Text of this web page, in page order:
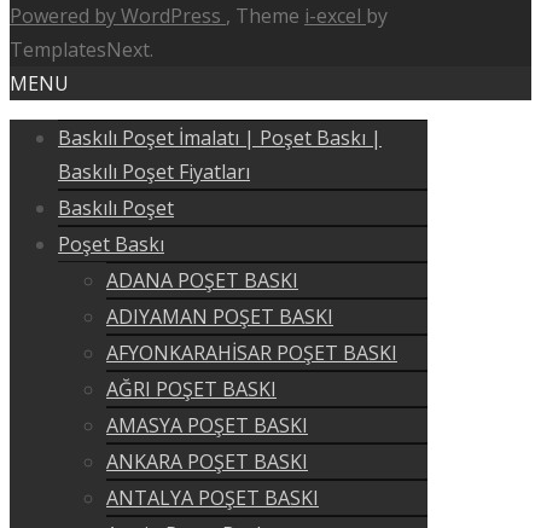
Powered by WordPress , Theme i-excel by
TemplatesNext.
MENU
Baskılı Poşet İmalatı | Poşet Baskı |
Baskılı Poşet Fiyatları
Baskılı Poşet
Poşet Baskı
ADANA POŞET BASKI
ADIYAMAN POŞET BASKI
AFYONKARAHİSAR POŞET BASKI
AĞRI POŞET BASKI
AMASYA POŞET BASKI
ANKARA POŞET BASKI
ANTALYA POŞET BASKI